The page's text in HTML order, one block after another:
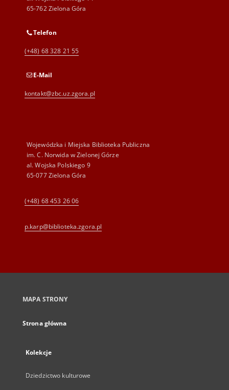
65-762 Zielona Góra
Telefon
(+48) 68 328 21 55
E-Mail
kontakt@zbc.uz.zgora.pl
Wojewódzka i Miejska Biblioteka Publiczna
im. C. Norwida w Zielonej Górze
al. Wojska Polskiego 9
65-077 Zielona Góra
(+48) 68 453 26 06
p.karp@biblioteka.zgora.pl
MAPA STRONY
Strona główna
Kolekcje
Dziedzictwo kulturowe